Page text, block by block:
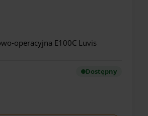
operacyjna E100C Luvis
Dostępny